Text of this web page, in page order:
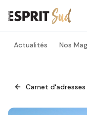
Actualités Nos
Carnet d'adresses